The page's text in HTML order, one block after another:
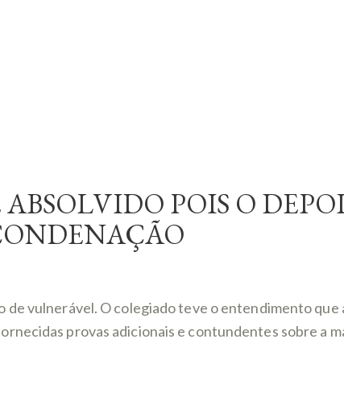
POIS O
vulnerável. O colegiado teve o entendimento que
provas adicionais e contundentes sobre a